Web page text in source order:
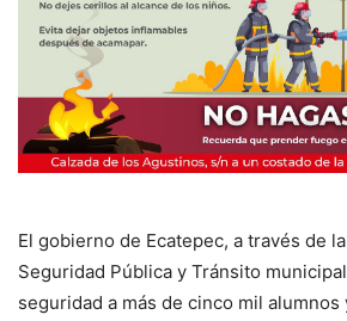
El gobierno de Ecatepec, a través de
Seguridad Pública y Tránsito
seguridad a más de cinco mil alumnos